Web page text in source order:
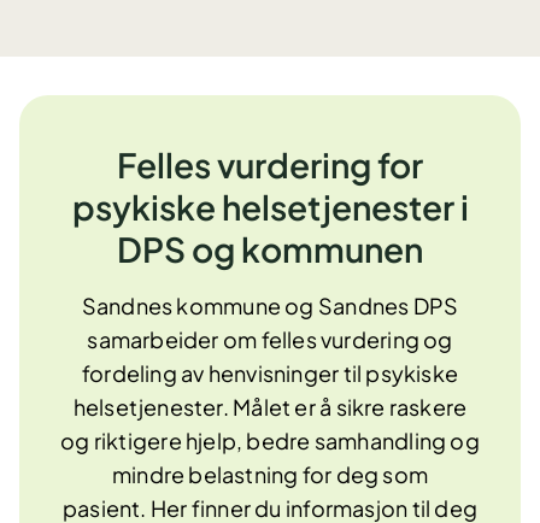
Felles vurdering for
psykiske helsetjenester i
DPS og kommunen
Sandnes kommune og Sandnes DPS
samarbeider om felles vurdering og
fordeling av henvisninger til psykiske
helsetjenester. Målet er å sikre raskere
og riktigere hjelp, bedre samhandling og
mindre belastning for deg som
pasient. Her finner du informasjon til deg